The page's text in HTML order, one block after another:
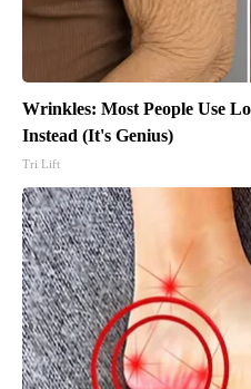
Wrinkles: Most People Use
Instead (It's Genius)
Tri Lift